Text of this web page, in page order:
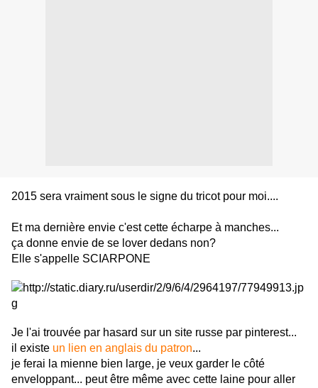
2015 sera vraiment sous le signe du tricot pour moi....
Et ma dernière envie c'est cette écharpe à manches...
ça donne envie de se lover dedans non?
Elle s'appelle SCIARPONE
Je l'ai trouvée par hasard sur un site russe par pinterest...
il existe un lien en anglais du patron...
je ferai la mienne bien large, je veux garder le côté
enveloppant... peut être même avec cette laine pour aller